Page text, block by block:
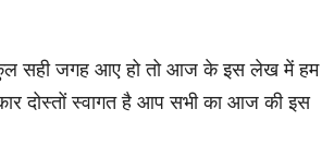
सही जगह आए हो तो आज के इस लेख में हम
दोस्तों स्वागत है आप सभी का आज की इस